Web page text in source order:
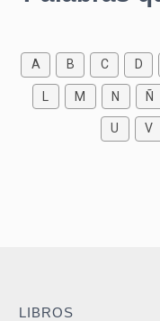
A B C D
L M N Ñ
U V
LIBROS